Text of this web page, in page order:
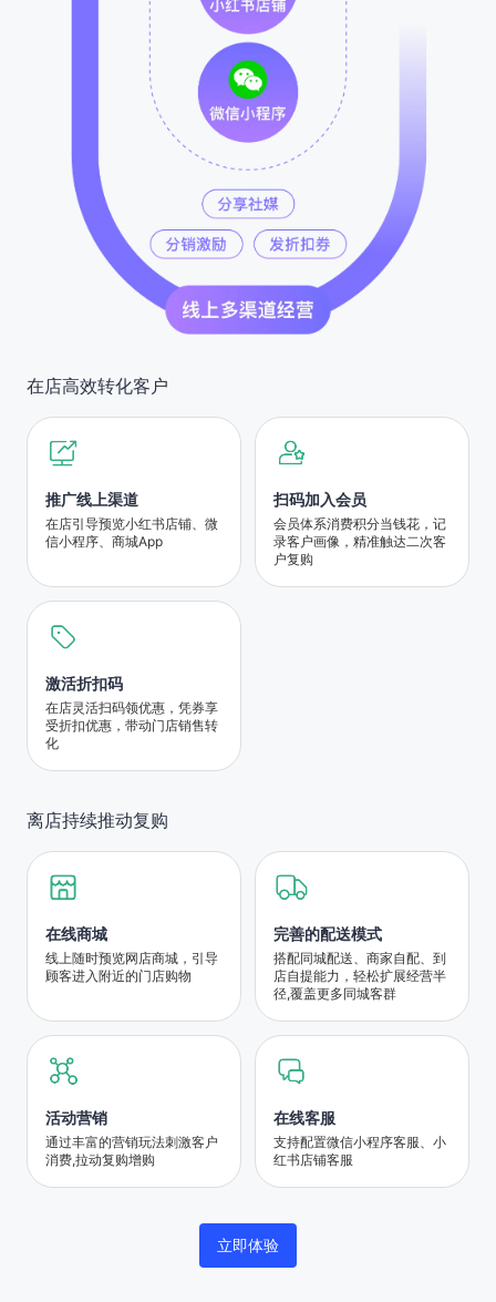
在店高效转化客户
推广线上渠道
在店引导预览小红书店铺、微
信小程序、商城App
扫码加入会员
会员体系消费积分当钱花，记
录客户画像，精准触达二次客
户复购
激活折扣码
在店灵活扫码领优惠，凭券享
受折扣优惠，带动门店销售转
化
离店持续推动复购
在线商城
线上随时预览网店商城，引导
顾客进入附近的门店购物
完善的配送模式
搭配同城配送、商家自配、到
店自提能力，轻松扩展经营半
径,覆盖更多同城客群
活动营销
通过丰富的营销玩法刺激客户
消费,拉动复购增购
在线客服
支持配置微信小程序客服、小
红书店铺客服
立即体验